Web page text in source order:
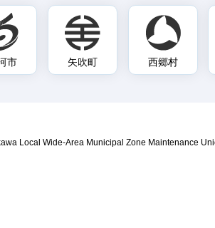
市 矢吹町 西郷村
Local Wide-Area Municipal Zone Maintenance